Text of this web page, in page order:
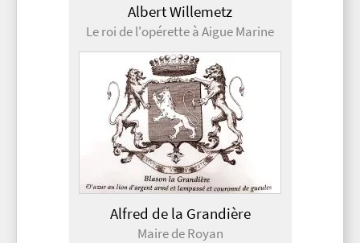
Albert Willemetz
Le roi de l'opérette à Aigue Marine
Alfred de la Grandière
Maire de Royan